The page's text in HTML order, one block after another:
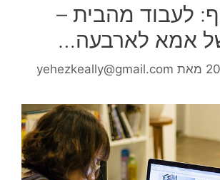
לעבוד מהבית –
אמא לארבעה…
מאת yehezkeally@gmail.com